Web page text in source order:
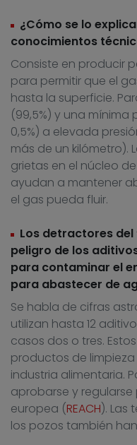
¿Cómo se lo
conocimientos
Consiste en producir
para permitir que el
hasta la superficie.
(99,5%) y una
0,5%) a elevada
más de un kilómetro).
grietas en el núcleo
ayudan a mantener
el gas pueda fluir.
Los detractores
peligro de los
para contaminar el
para abastecer de
Se habla de cifras
utilizan hasta 12
casos dos o tres.
productos de
industria alimentaria.
aprobarse y
europea (REACH). Las
los pozos también